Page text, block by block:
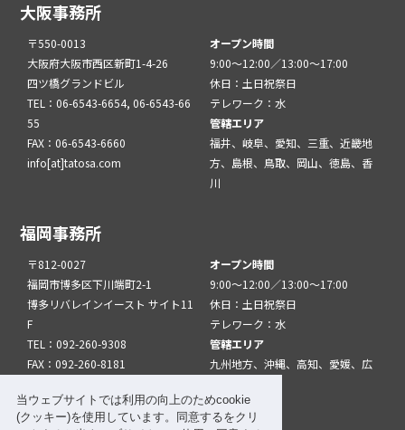
当ウェブサイトでは利用の向上のためcookie
(クッキー)を使用しています。同意するをクリ
大阪事務所
〒550-0013
大阪府大阪市西区新町1-4-26
四ツ橋グランドビル
TEL：06-6543-6654, 06-6543-66
55
FAX：06-6543-6660
info[at]tatosa.com
オープン時間
9:00～12:00／13:00～17:00
休日：土日祝祭日
テレワーク：水
管轄エリア
福井、岐阜、愛知、三重、近畿地
方、島根、鳥取、岡山、徳島、香
川
福岡事務所
〒812-0027
福岡市博多区下川端町2-1
博多リバレインイースト サイト11
F
TEL：092-260-9308
FAX：092-260-8181
オープン時間
9:00～12:00／13:00～17:00
休日：土日祝祭日
テレワーク：水
管轄エリア
九州地方、沖縄、高知、愛媛、広